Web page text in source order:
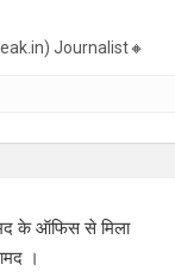
Journalist🔸
के ऑफिस से मिला
।